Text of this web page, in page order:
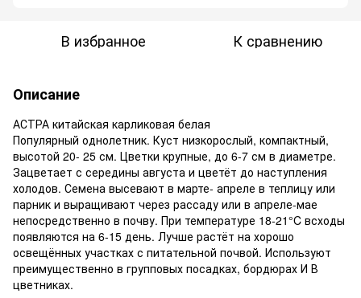
В избранное К сравнению
Описание
АСТРА китайская карликовая белая
Популярный однолетник. Куст низкорослый, компактный,
высотой 20- 25 см. Цветки крупные, до 6-7 см в диаметре.
Зацветает с середины августа и цветёт до наступления
холодов. Семена высевают в марте- апреле в теплицу или
парник и выращивают через рассаду или в апреле-мае
непосредственно в почву. При температуре 18-21°C всходы
появляются на 6-15 день. Лучше растёт на хорошо
освещённых участках с питательной почвой. Используют
преимущественно в групповых посадках, бордюрах И В
цветниках.